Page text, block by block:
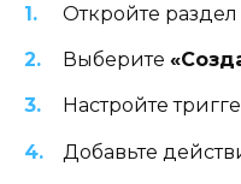
Откройте раздел
Выберите
Настройте
Добавьте